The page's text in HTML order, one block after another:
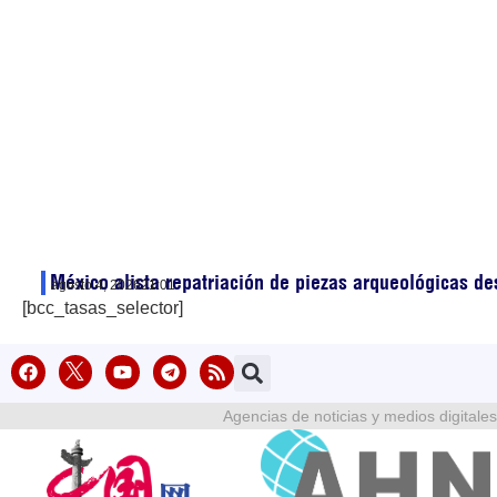
México alista repatriación de piezas arqueológicas
agosto 4, 202621:01
[bcc_tasas_selector]
Agencias de noticias y medios digitales